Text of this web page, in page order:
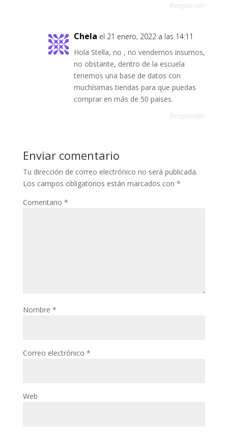
Responder
Chela el 21 enero, 2022 a las 14:11
Hola Stella, no , no vendemos insumos,
no obstante, dentro de la escuela
tenemos una base de datos con
muchísimas tiendas para que puedas
comprar en más de 50 paises.
Responder
Enviar comentario
Tu dirección de correo electrónico no será publicada.
Los campos obligatorios están marcados con *
Comentario *
Nombre *
Correo electrónico *
Web